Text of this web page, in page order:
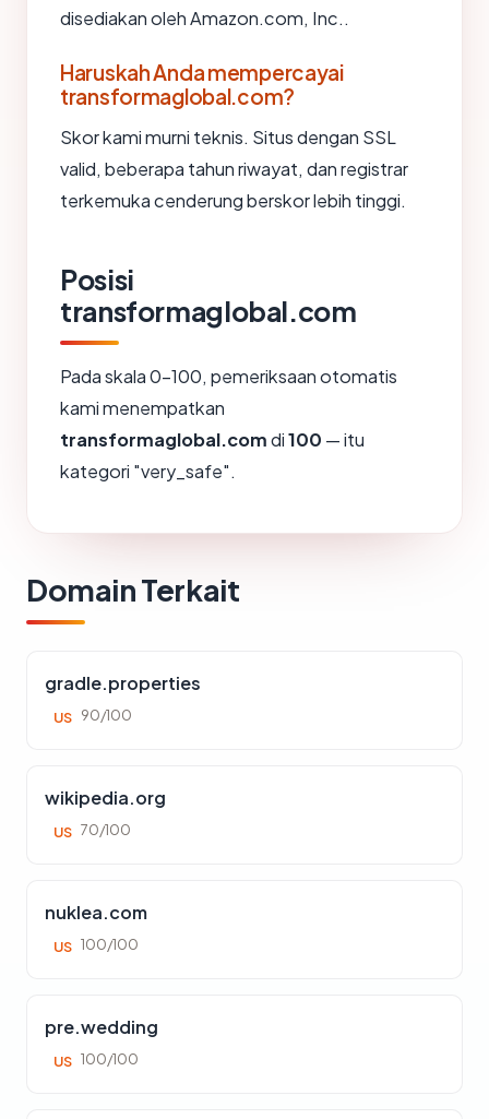
disediakan oleh Amazon.com, Inc..
Haruskah Anda mempercayai
transformaglobal.com?
Skor kami murni teknis. Situs dengan SSL
valid, beberapa tahun riwayat, dan registrar
terkemuka cenderung berskor lebih tinggi.
Posisi
transformaglobal.com
Pada skala 0-100, pemeriksaan otomatis
kami menempatkan
transformaglobal.comdi100 — itu
kategori "very_safe".
Domain Terkait
gradle.properties
US 90/100
wikipedia.org
US 70/100
nuklea.com
US 100/100
pre.wedding
US 100/100